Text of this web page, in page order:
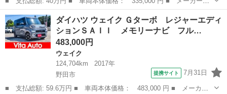
名： ダイハツ ■ 車種名： ウェイク ■ グレード名： Ｌ ＳＡ
■ 排気量： 660cc ■ ドア枚数： 5D ■ ミッション： CVT ■...
群馬 伊勢崎市 ウェイク
ダイハツ ウェイク Ｇターボ レジャーエディ
ションＳＡＩＩ メモリーナビ フル…
483,000円
ウェイク
124,704km
2017年
野田市
提携サイト 7月31日
■ 支払総額: 59.6万円 ■ 車両本体価格： 483,000 円 ■ メーカー